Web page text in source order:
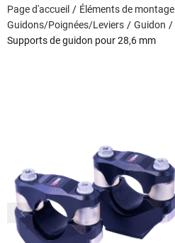
Page d'accueil
Éléments de montage
Guidons/Poignées/Leviers
Guidon
Supports de guidon pour 28,6 mm